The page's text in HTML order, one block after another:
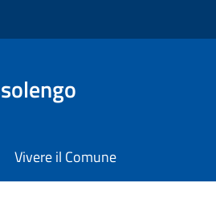
Vivere il Comune